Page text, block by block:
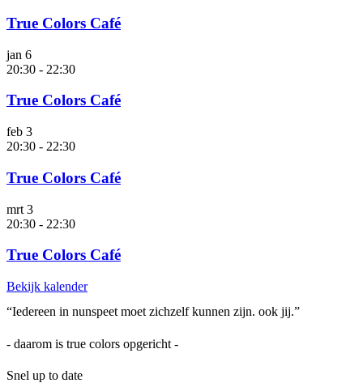
True Colors Café
jan 6
20:30 - 22:30
True Colors Café
feb 3
20:30 - 22:30
True Colors Café
mrt 3
20:30 - 22:30
True Colors Café
Bekijk kalender
“Iedereen in nunspeet moet zichzelf kunnen zijn. ook jij.”
- daarom is true colors opgericht -
Snel up to date